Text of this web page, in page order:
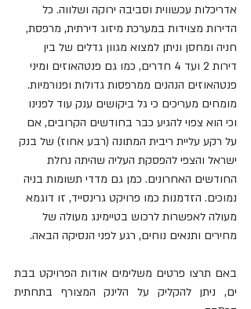
אדריכלות עכשווית וסביבה ירוקה ושלווה. כל
הדירות מצוידות במערכת מיזוג דירתית, מרפסת,
חניה ומחסן וניתן למצוא מגוון גדלים של בין
דירות 2 ועד 4 חדרים, כמו גם פנטהאוזים ומיני
פנטהאוזים הנהנים ממרפסות גדולות ופנורמיות.
מומחים מעריכים כי גל ביקושים ענק עוד לפנינו
וכי הוא צפוי להגיע כבר בחודשים הקרובים, אם
על רקע עליית ריבית המתונה (רבע אחוז) של בנק
ישראל והצפי להפסקת העליה שהיתה נחלת
החודשים האחרונים. כמן גם מדדי תשומות בניה
נמוכים. הזדמנות כמו פרויקט גרינסייד, זו דוגמא
מעולה לאפשרות לרכוש בטיימינג מעולה של
מחירים ותנאים נוחים, רגע לפני הנסיקה הבאה.